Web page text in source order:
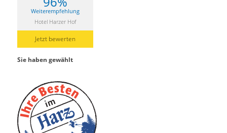
Weiterempfehlung
Hotel Harzer Hof
Jetzt bewerten
Sie haben gewählt